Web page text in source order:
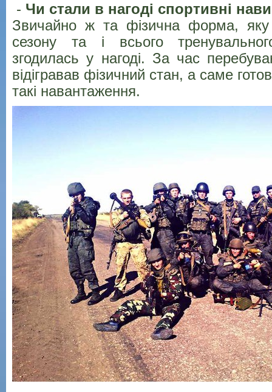
- Чи стали в нагоді спортивні
Звичайно ж та фізична форма, яку
сезону та і всього
згодилась у нагоді. За час
відігравав фізичний стан, а саме
такі навантаження.